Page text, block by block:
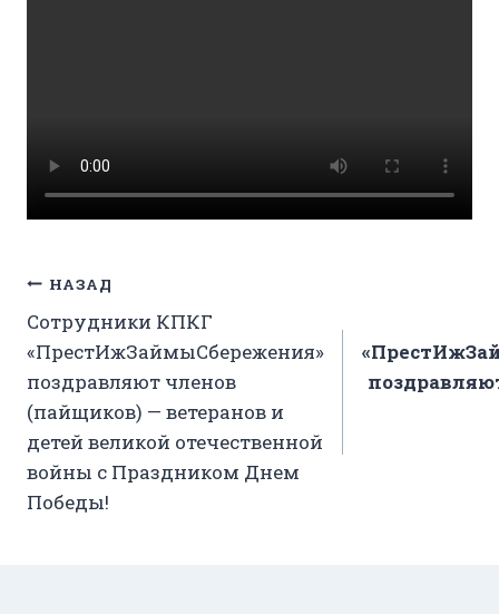
Навигация
по
записям
НАЗАД
Сотрудники КПКГ
«ПрестИжЗаймыСбережения»
поздравляют членов
(пайщиков) — ветеранов и
детей великой отечественной
войны с Праздником Днем
Победы!